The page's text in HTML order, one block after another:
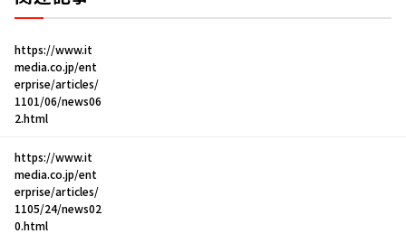
https://www.it
media.co.jp/ent
erprise/articles/
1101/06/news06
2.html
https://www.it
media.co.jp/ent
erprise/articles/
1105/24/news02
0.html